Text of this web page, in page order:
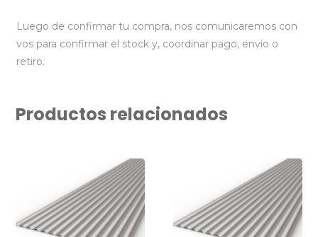
Luego de confirmar tu compra, nos comunicaremos con
vos para confirmar el stock y, coordinar pago, envío o
retiro.
Productos relacionados